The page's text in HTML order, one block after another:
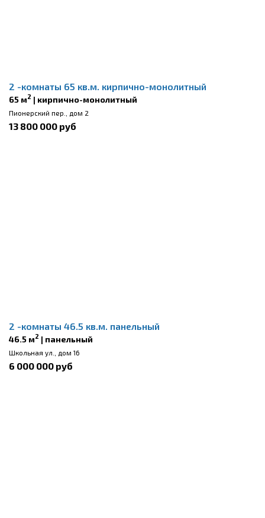
2 -комнаты 65 кв.м. кирпично-монолитный
65 м2 | кирпично-монолитный
Пионерский пер., дом 2
13 800 000 руб
2 -комнаты 46.5 кв.м. панельный
46.5 м2 | панельный
Школьная ул., дом 16
6 000 000 руб